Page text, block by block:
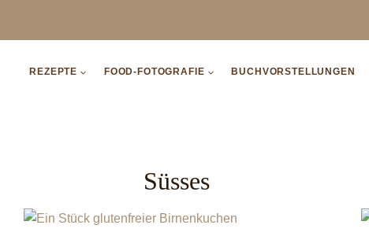
REZEPTE FOOD-FOTOGRAFIE BUCHVORSTELLUNGEN
Süsses